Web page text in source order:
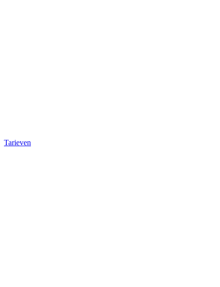
Tarieven